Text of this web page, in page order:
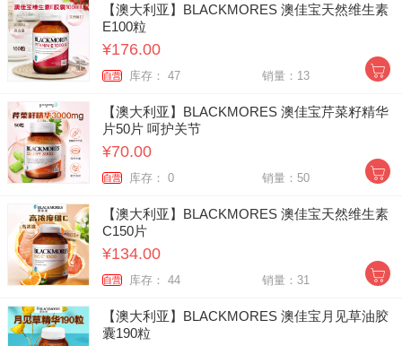
【澳大利亚】BLACKMORES 澳佳宝天然维生素
E100粒
¥176.00
自营 库存： 47 销量：13
【澳大利亚】BLACKMORES 澳佳宝芹菜籽精华
片50片 呵护关节
¥70.00
自营 库存： 0 销量：50
【澳大利亚】BLACKMORES 澳佳宝天然维生素
C150片
¥134.00
自营 库存： 44 销量：31
【澳大利亚】BLACKMORES 澳佳宝月见草油胶
囊190粒